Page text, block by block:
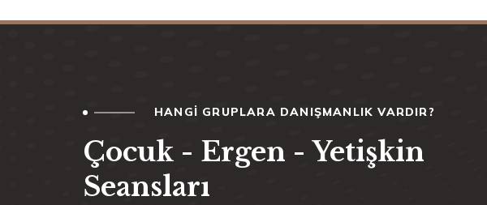
HANGI GRUPLARA DANIŞMANLIK VARDIR?
Çocuk - Ergen - Yetişkin
Seansları